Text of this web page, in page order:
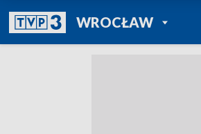
WROCŁAWPOWRÓT DO
TVP REGIONY